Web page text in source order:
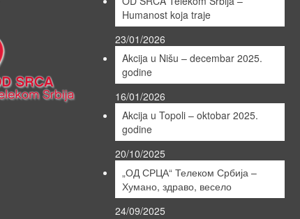
Humanost koja traje
23/01/2026
Akcija u Nišu – decembar 2025.
godine
16/01/2026
Akcija u Topoli – oktobar 2025.
godine
20/10/2025
„ОД СРЦА“ Телеком Србија –
Хумано, здраво, весело
24/09/2025